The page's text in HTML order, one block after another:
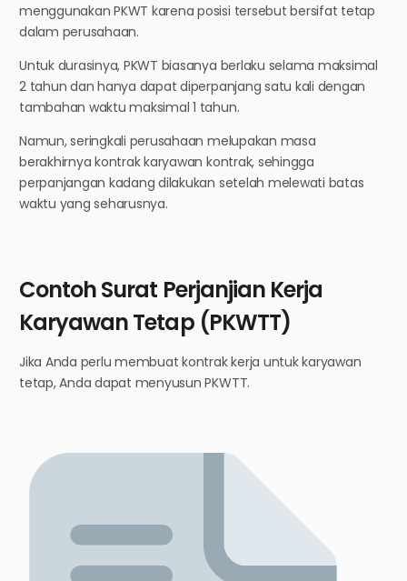
menggunakan PKWT karena posisi tersebut bersifat tetap
dalam perusahaan.
Untuk durasinya, PKWT biasanya berlaku selama maksimal
2 tahun dan hanya dapat diperpanjang satu kali dengan
tambahan waktu maksimal 1 tahun.
Namun, seringkali perusahaan melupakan masa
berakhirnya kontrak karyawan kontrak, sehingga
perpanjangan kadang dilakukan setelah melewati batas
waktu yang seharusnya.
Contoh Surat Perjanjian Kerja
Karyawan Tetap (PKWTT)
Jika Anda perlu membuat kontrak kerja untuk karyawan
tetap, Anda dapat menyusun PKWTT.